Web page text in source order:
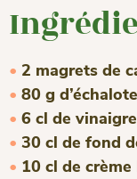
2 magrets de
80 g
6 cl de
30 cl de fond
10 cl de